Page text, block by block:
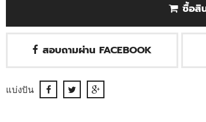
ซื้อสิ
สอบถามผ่าน FACEBOOK
แบ่งปัน